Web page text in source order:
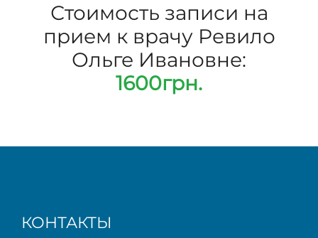
Стоимость записи на
прием к врачу Ревило
Ольге Ивановне:
1600грн.
КОНТАКТЫ